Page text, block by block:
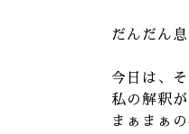
だんだん
今日は、
私の解釈
まぁまぁ